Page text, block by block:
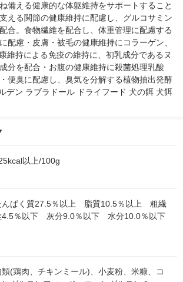
備える健康的な体躯維持をサポートすること
える関節の健康維持に配慮し、グルコサミン
合。食物繊維を配合し、体重管理に配慮する
配慮・皮膚・被毛の健康維持にコラーゲン、
維持による免疫の維持に、初乳成分であるヌ
分を配合・お腹の健康維持に殺菌処理乳酸
便臭に配慮し、臭気を分解する植物抽出発酵
デン ラブラドール ドライフード 犬の餌 犬餌
以上/100g
んぱく質27.5％以上 脂質10.5％以上 粗繊
4.5％以下 灰分9.0％以下 水分10.0％以下
類(鶏肉、チキンミール)、小麦粉、米糠、コ